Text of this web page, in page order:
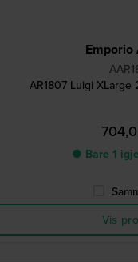
Emporio
AR1807 Luigi
● Bare 1
Vis